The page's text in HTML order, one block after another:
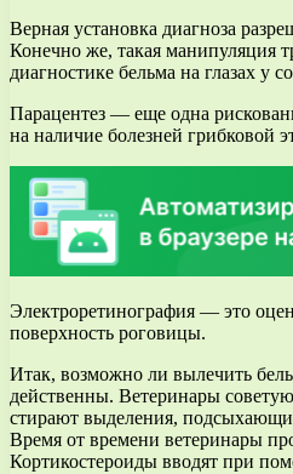
Верная установка диагноза
Конечно же, такая манипуляция
диагностике бельма на глазах у
Парацентез — еще одна
на наличие болезней грибковой
Электроретинография — это
поверхность роговицы.
Итак, возможно ли вылечить
действенны. Ветеринары
стирают выделения,
Время от времени ветеринары
Кортикостероиды вводят при